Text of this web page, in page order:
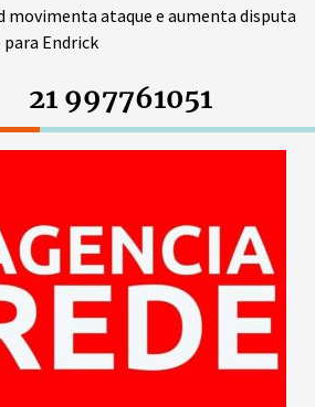
movimenta ataque e aumenta disputa
Endrick
21 997761051